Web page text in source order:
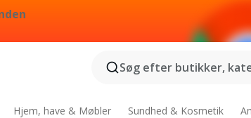
Søg efter butikker,
Hjem, have & Møbler Sundhed & Kosmetik